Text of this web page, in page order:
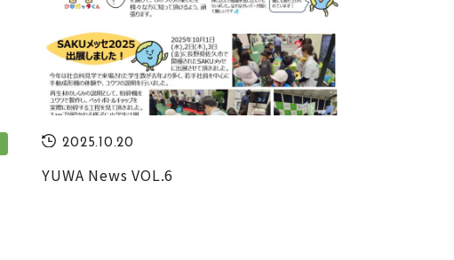
2025.10.20
YUWA News VOL.6